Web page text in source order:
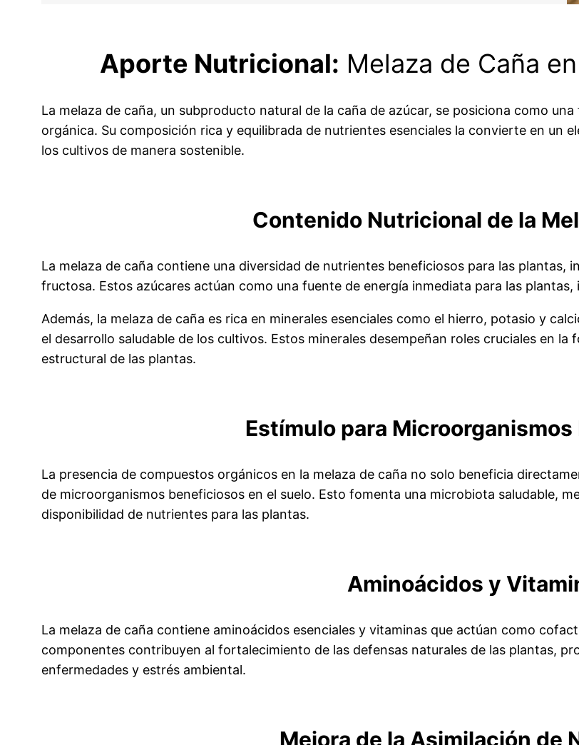
Aporte Nutricional: Melaza de Caña
La melaza de caña, un subproducto natural de la caña de azúcar, se posiciona como
orgánica. Su composición rica y equilibrada de nutrientes esenciales la convierte en un
los cultivos de manera sostenible.
Contenido Nutricional de la
La melaza de caña contiene una diversidad de nutrientes beneficiosos para las plantas,
fructosa. Estos azúcares actúan como una fuente de energía inmediata para las
Además, la melaza de caña es rica en minerales esenciales como el hierro, potasio y
el desarrollo saludable de los cultivos. Estos minerales desempeñan roles cruciales en
estructural de las plantas.
Estímulo para
La presencia de compuestos orgánicos en la melaza de caña no solo beneficia
de microorganismos beneficiosos en el suelo. Esto fomenta una microbiota saludable,
disponibilidad de nutrientes para las plantas.
Aminoácidos y
La melaza de caña contiene aminoácidos esenciales y vitaminas que actúan como
componentes contribuyen al fortalecimiento de las defensas naturales de las plantas,
enfermedades y estrés ambiental.
Mejora de la Asimilación de